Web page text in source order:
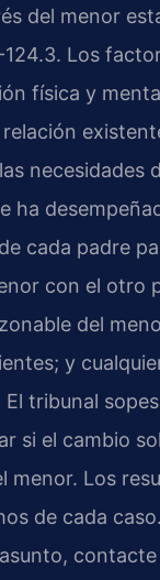
del menor
Los
física y
necesidades
ha
cada padre
con el otro
del
y
El tribunal
si el cambio
menor. Los
de cada